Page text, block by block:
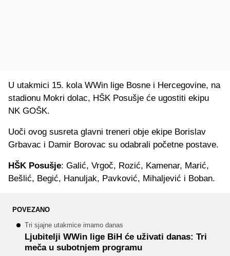
U utakmici 15. kola WWin lige Bosne i Hercegovine, na
stadionu Mokri dolac, HŠK Posušje će ugostiti ekipu
NK GOŠK.
Uoči ovog susreta glavni treneri obje ekipe Borislav
Grbavac i Damir Borovac su odabrali početne postave.
HŠK Posušje: Galić, Vrgoč, Rozić, Kamenar, Marić,
Bešlić, Begić, Hanuljak, Pavković, Mihaljević i Boban.
POVEZANO
Tri sjajne utakmice imamo danas
Ljubitelji WWin lige BiH će uživati danas: Tri
meča u subotnjem programu